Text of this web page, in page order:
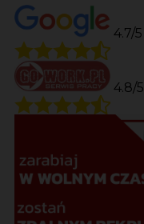
4.7/5
4.8/5